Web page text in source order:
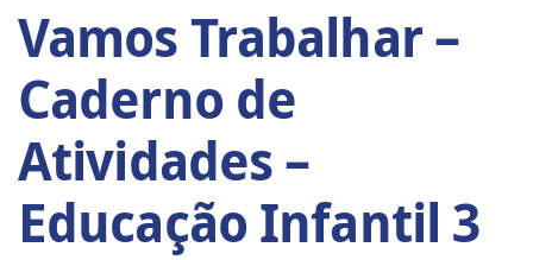
Vamos Trabalhar –
Caderno de
Atividades –
Educação Infantil 3